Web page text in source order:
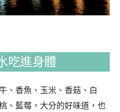
吃進身體
、香魚、玉米、香菇、白
、藍莓，大分的好味道，也